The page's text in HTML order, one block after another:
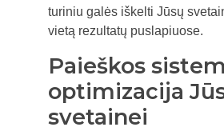
turiniu galės iškelti Jūsų
vietą rezultatų puslapiuose.
Paieškos
optimizacija
svetainei